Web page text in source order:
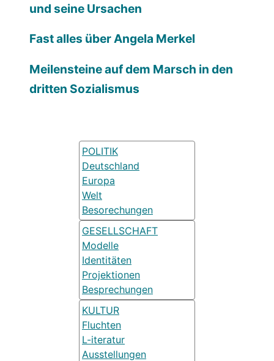
und seine Ursachen
Fast alles über Angela Merkel
Meilensteine auf dem Marsch in den
dritten Sozialismus
POLITIK
Deutschland
Europa
Welt
Besorechungen
GESELLSCHAFT
Modelle
Identitäten
Projektionen
Besprechungen
KULTUR
Fluchten
L-iteratur
Ausstellungen